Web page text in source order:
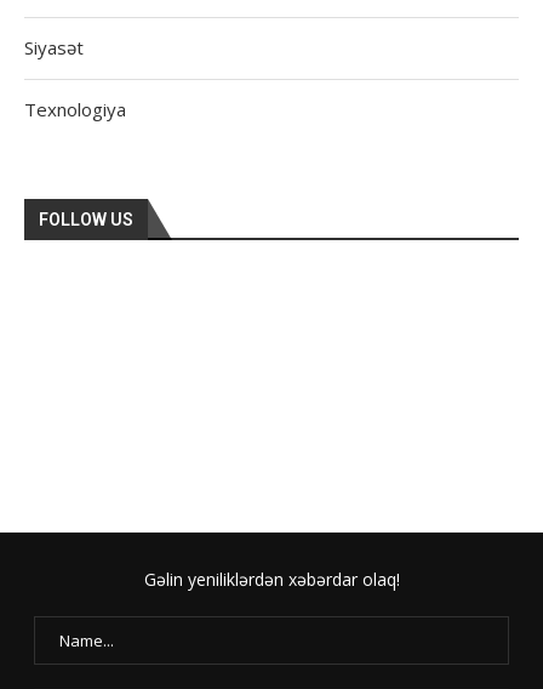
Siyasət
Texnologiya
FOLLOW US
Gəlin yeniliklərdən xəbərdar olaq!